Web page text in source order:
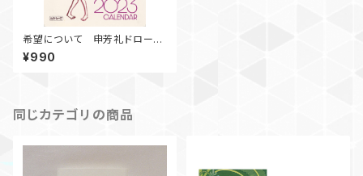
希望について 申芳礼ドローイ
ング集 2023年カレンダー
¥990
同じカテゴリの商品